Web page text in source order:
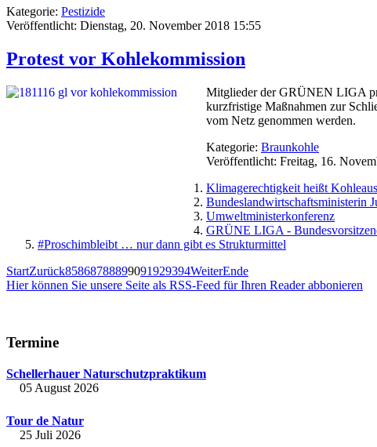
Kategorie: Pestizide
Veröffentlicht: Dienstag, 20. November 2018 15:55
Protest vor Kohlekommission
Mitglieder der GRÜNEN LIGA
kurzfristige Maßnahmen zur
vom Netz genommen werden.
Kategorie: Braunkohle
Veröffentlicht: Freitag, 16.
Klimagerechtigkeit heißt
Bundeslandwirtschaftsministerin
Umweltministerkonferenz
GRÜNE LIGA -
#Proschimbleibt … nur dann gibt es Strukturmittel
StartZurück85868788899091929394WeiterEnde
Hier können Sie unsere Seite als RSS-Feed für Ihren Reader abbonieren
Termine
Schellerhauer Naturschutzpraktikum
05 August 2026
Tour de Natur
25 Juli 2026